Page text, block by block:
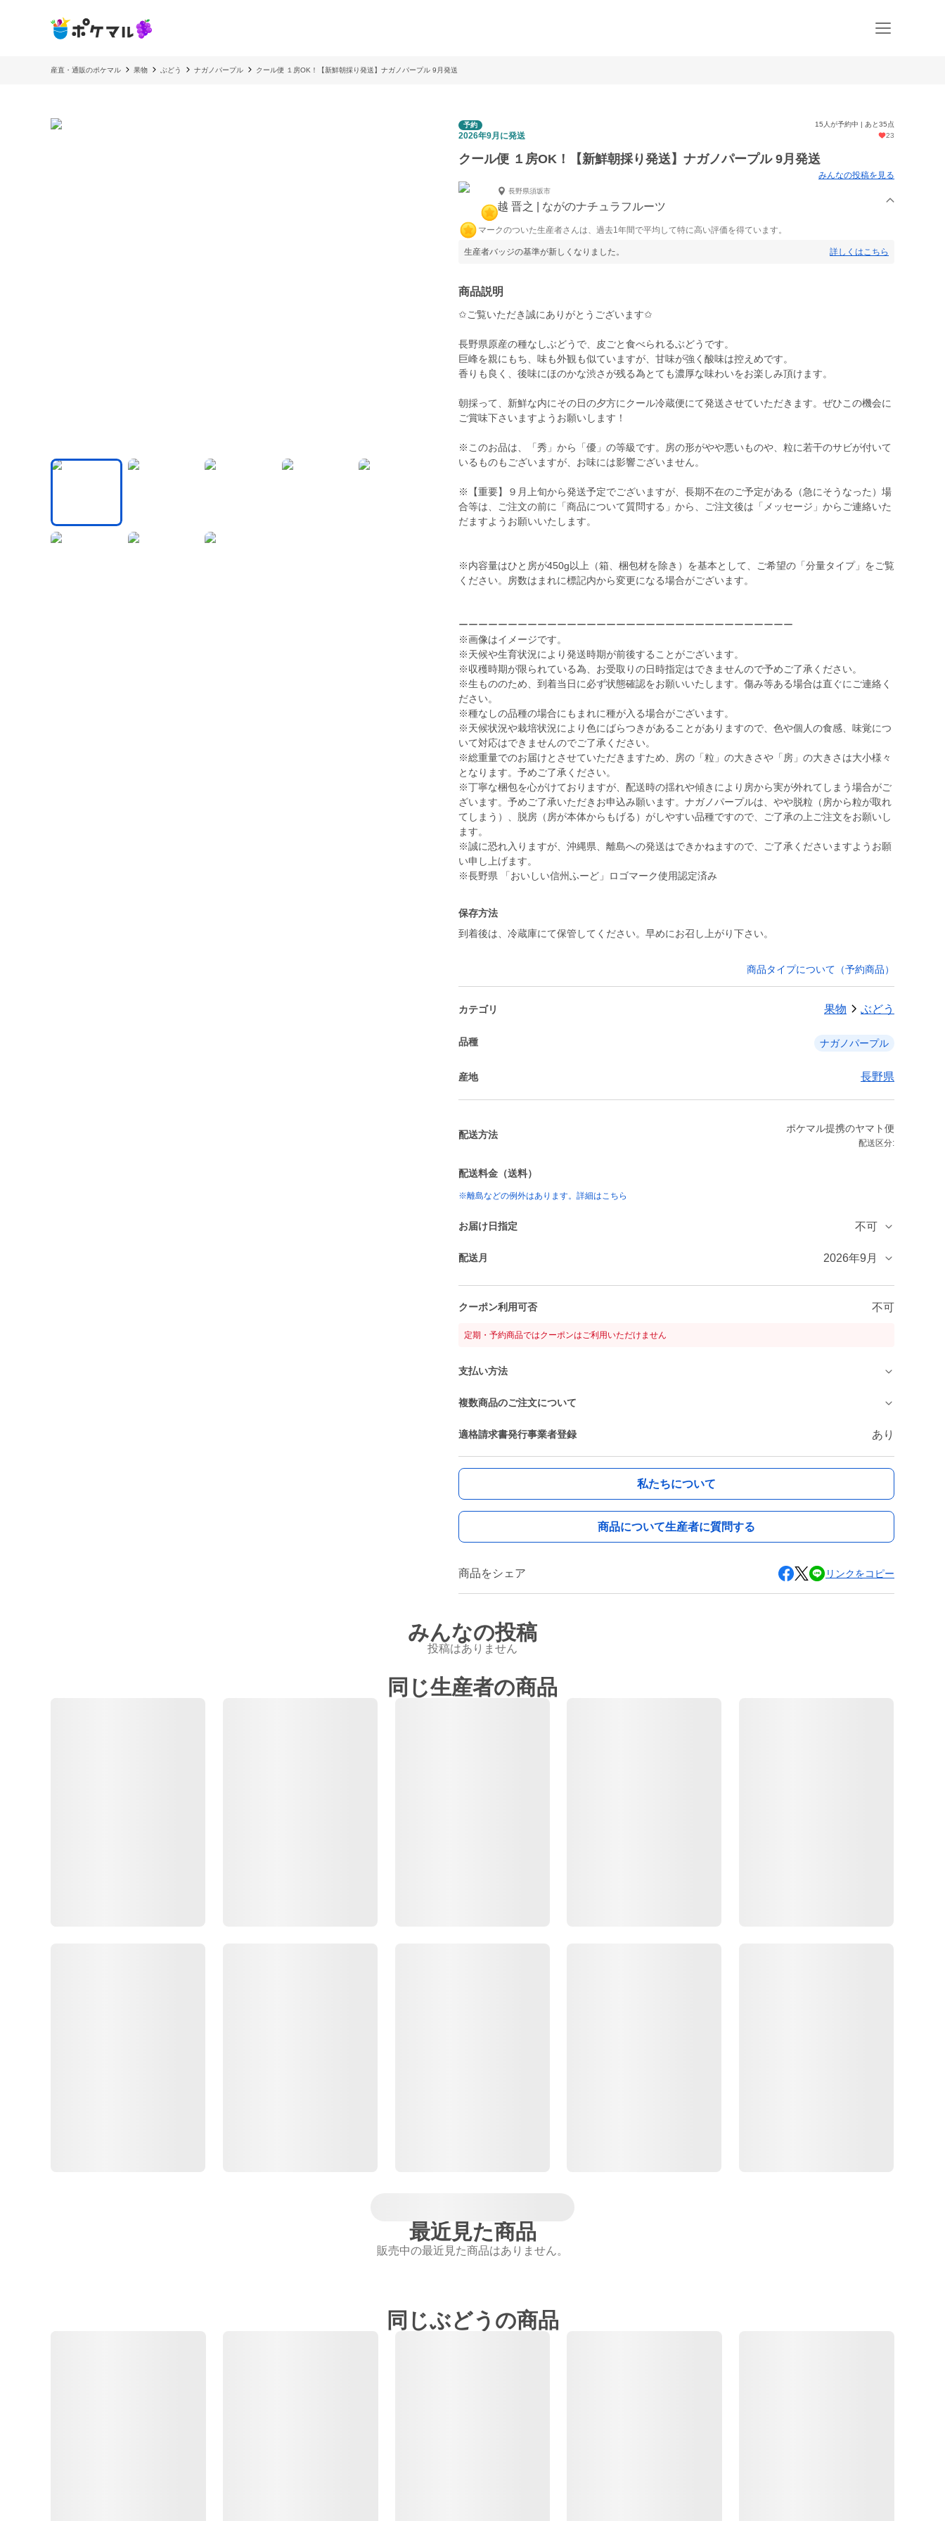
産直・通販のポケマル 果物 ぶどう ナガノパープル クール便 １房OK！【新鮮朝採り発送】ナガノパープル 9月発送
予約 15人が予約中 | あと35点
2026年9月に発送 23
クール便 １房OK！【新鮮朝採り発送】ナガノパープル 9月発送
みんなの投稿を見る
長野県須坂市
越 晋之 | ながのナチュラフルーツ
マークのついた生産者さんは、過去1年間で平均して特に高い評価を得ています。
生産者バッジの基準が新しくなりました。 詳しくはこちら
商品説明
✩ご覧いただき誠にありがとうございます✩
長野県原産の種なしぶどうで、皮ごと食べられるぶどうです。
巨峰を親にもち、味も外観も似ていますが、甘味が強く酸味は控えめです。
香りも良く、後味にほのかな渋さが残る為とても濃厚な味わいをお楽しみ頂けます。
朝採って、新鮮な内にその日の夕方にクール冷蔵便にて発送させていただきます。ぜひこの機会に
ご賞味下さいますようお願いします！
※このお品は、「秀」から「優」の等級です。房の形がやや悪いものや、粒に若干のサビが付いて
いるものもございますが、お味には影響ございません。
※【重要】９月上旬から発送予定でございますが、長期不在のご予定がある（急にそうなった）場
合等は、ご注文の前に「商品について質問する」から、ご注文後は「メッセージ」からご連絡いた
だますようお願いいたします。
※内容量はひと房が450g以上（箱、梱包材を除き）を基本として、ご希望の「分量タイプ」をご覧
ください。房数はまれに標記内から変更になる場合がございます。
ーーーーーーーーーーーーーーーーーーーーーーーーーーーーーーーーーー
※画像はイメージです。
※天候や生育状況により発送時期が前後することがございます。
※収穫時期が限られている為、お受取りの日時指定はできませんので予めご了承ください。
※生もののため、到着当日に必ず状態確認をお願いいたします。傷み等ある場合は直ぐにご連絡く
ださい。
※種なしの品種の場合にもまれに種が入る場合がございます。
※天候状況や栽培状況により色にばらつきがあることがありますので、色や個人の食感、味覚につ
いて対応はできませんのでご了承ください。
※総重量でのお届けとさせていただきますため、房の「粒」の大きさや「房」の大きさは大小様々
となります。予めご了承ください。
※丁寧な梱包を心がけておりますが、配送時の揺れや傾きにより房から実が外れてしまう場合がご
ざいます。予めご了承いただきお申込み願います。ナガノパープルは、やや脱粒（房から粒が取れ
てしまう）、脱房（房が本体からもげる）がしやすい品種ですので、ご了承の上ご注文をお願いし
ます。
※誠に恐れ入りますが、沖縄県、離島への発送はできかねますので、ご了承くださいますようお願
い申し上げます。
※長野県 「おいしい信州ふーど」ロゴマーク使用認定済み
保存方法
到着後は、冷蔵庫にて保管してください。早めにお召し上がり下さい。
商品タイプについて（予約商品）
カテゴリ 果物 ぶどう
品種 ナガノパープル
産地 長野県
配送方法
ポケマル提携のヤマト便
配送区分:
配送料金（送料）
※離島などの例外はあります。詳細はこちら
お届け日指定 不可
配送月 2026年9月
クーポン利用可否 不可
定期・予約商品ではクーポンはご利用いただけません
支払い方法
複数商品のご注文について
適格請求書発行事業者登録 あり
私たちについて
商品について生産者に質問する
商品をシェア リンクをコピー
みんなの投稿
投稿はありません
同じ生産者の商品
最近見た商品
販売中の最近見た商品はありません。
同じぶどうの商品